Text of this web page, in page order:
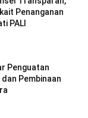
Penanganan
PALI
Penguatan
Pembinaan